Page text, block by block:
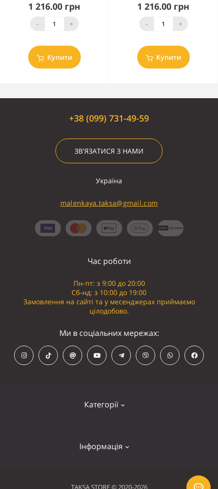
1 216.00 грн
- +
Купити
1 216.00 грн
- +
Купити
+38 (099) 731-49-59
ЗВ'ЯЗАТИСЯ З НАМИ
Україна
malenkaya.taksa@gmail.com
Категорії
Інформація
Контакти
Час роботи
Пн-пт: з 9:00 до 20:00
Сб-нд: з 10:00 до 19:00
Замовлення на сайті та у месенджерах приймаємо
цілодобово.
Ми в соціальних мережах:
TAKSA STORE © 2020-2026